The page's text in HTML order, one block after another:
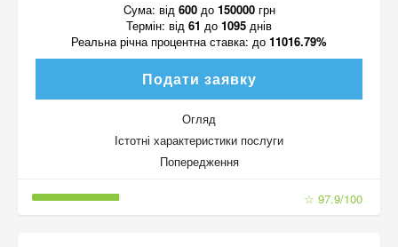
Cума: від 600до 150000грн
Термін: від 61 до 1095 днів
Реальна річна процентна ставка: до 11016.79%
Подати заявку
Огляд
Істотні характеристики послуги
Попередження
☆ 97.9/100